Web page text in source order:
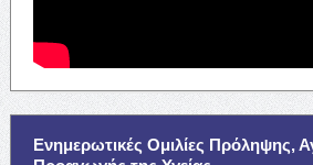
Ενημερωτικές Ομιλίες Πρόληψης,